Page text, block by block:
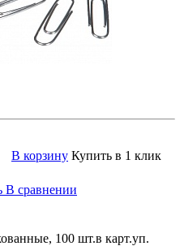
В корзину Купить в 1 клик
В сравнении
100 шт.в карт.уп.